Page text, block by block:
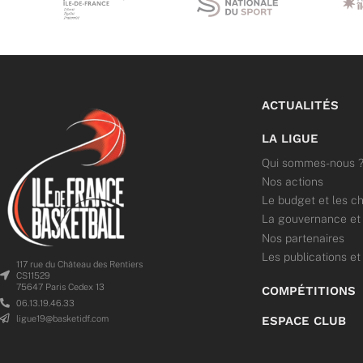
117 rue du Château des Rentiers
CS11529
75647 Paris Cedex 13
06.13.19.46.33
ligue19@basketidf.com
ACTUALITÉS
LA LIGUE
Qui sommes-nous ?
Nos actions
Le budget et les
La gouvernance et
Nos partenaires
Les publications
COMPÉTITIONS
ESPACE CLUB